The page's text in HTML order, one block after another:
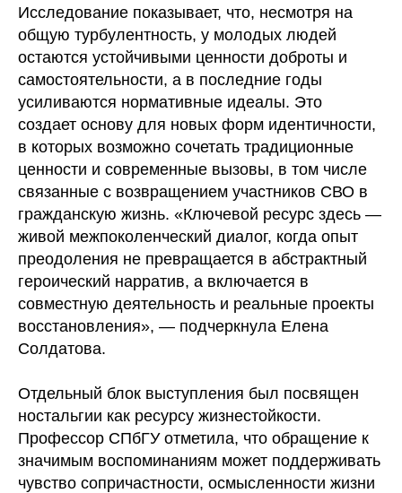
Исследование показывает, что, несмотря на
общую турбулентность, у молодых людей
остаются устойчивыми ценности доброты и
самостоятельности, а в последние годы
усиливаются нормативные идеалы. Это
создает основу для новых форм идентичности,
в которых возможно сочетать традиционные
ценности и современные вызовы, в том числе
связанные с возвращением участников СВО в
гражданскую жизнь. «Ключевой ресурс здесь —
живой межпоколенческий диалог, когда опыт
преодоления не превращается в абстрактный
героический нарратив, а включается в
совместную деятельность и реальные проекты
восстановления», — подчеркнула Елена
Солдатова.
Отдельный блок выступления был посвящен
ностальгии как ресурсу жизнестойкости.
Профессор СПбГУ отметила, что обращение к
значимым воспоминаниям может поддерживать
чувство сопричастности, осмысленности жизни